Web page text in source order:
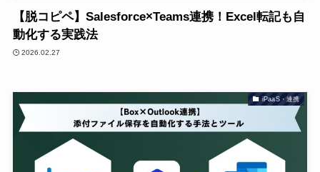
【脱コピペ】Salesforce×Teams連携！Excel転記も自
動化する実践法
2026.02.27
iPaaS・連携